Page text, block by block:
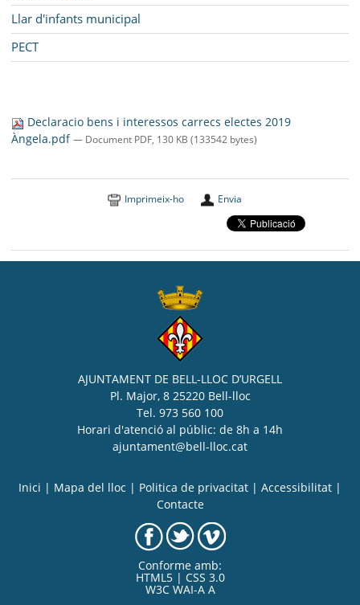
Llar d'infants municipal
PECT
Declaracio bens i interessos carrecs electes 2019
Àngela.pdf— Document PDF, 130 KB (133542 bytes)
Imprimeix-ho Envia
AJUNTAMENT DE BELL-LLOC D’URGELL
Pl. Major, 8 25220 Bell-lloc
Tel. 973 560 100
Horari d'atenció al públic: de 8h a 14h
ajuntament@bell-lloc.cat
Inici | Mapa del lloc | Politica de privacitat | Accessibilitat |
Contacte
Conforme amb:
HTML5 | CSS 3.0
W3C WAI-A A